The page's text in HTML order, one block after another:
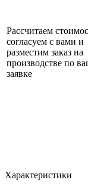
Рассчитаем
согласуем с вами и
разместим заказ на
производстве по
заявке
Характеристики